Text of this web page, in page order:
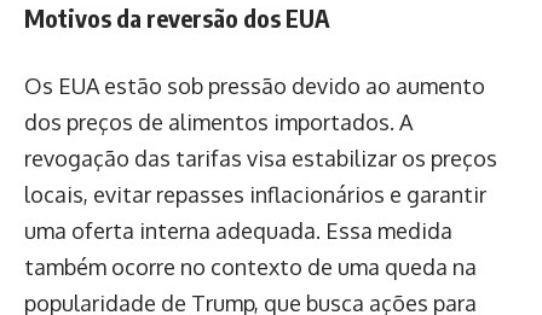
Motivos da reversão dos EUA
Os EUA estão sob pressão devido ao aumento
dos preços de alimentos importados. A
revogação das tarifas visa estabilizar os preços
locais, evitar repasses inflacionários e garantir
uma oferta interna adequada. Essa medida
também ocorre no contexto de uma queda na
popularidade de Trump, que busca ações para